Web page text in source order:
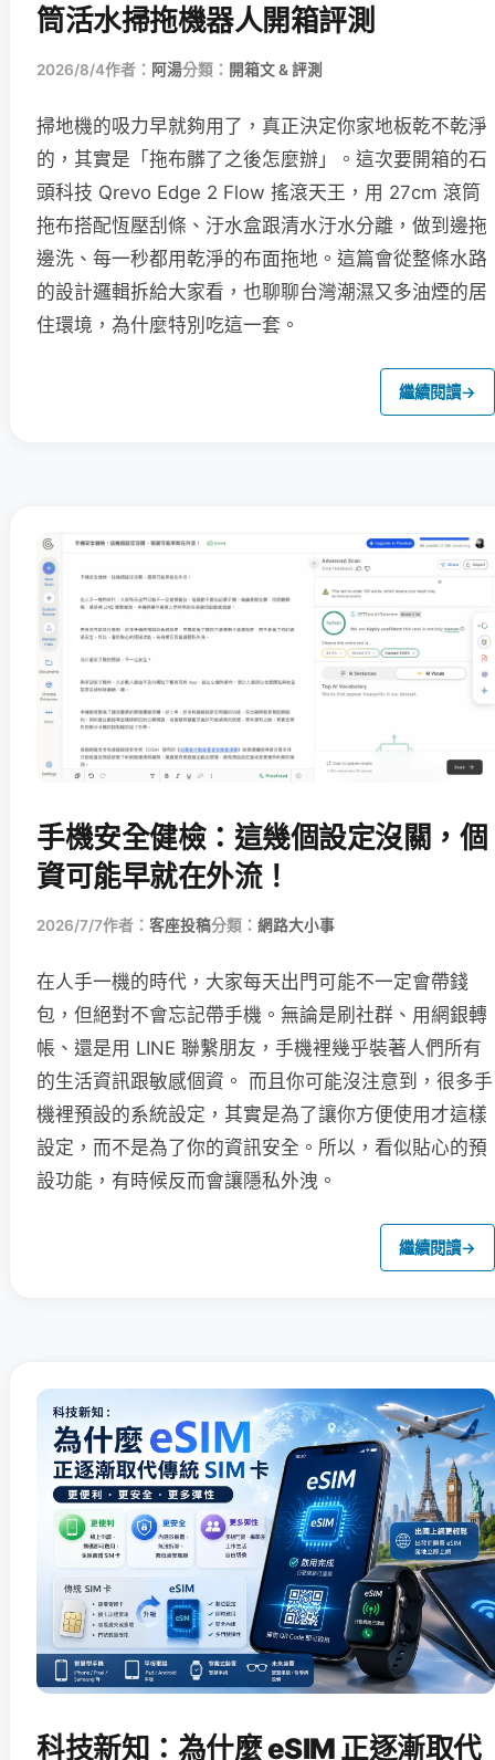
筒活水掃拖機器人開箱評測
2026/8/4作者： 阿湯分類： 開箱文 & 評測
掃地機的吸力早就夠用了，真正決定你家地板乾不乾淨
的，其實是「拖布髒了之後怎麼辦」。這次要開箱的石
頭科技 Qrevo Edge 2 Flow 搖滾天王，用 27cm 滾筒
拖布搭配恆壓刮條、汙水盒跟清水汙水分離，做到邊拖
邊洗、每一秒都用乾淨的布面拖地。這篇會從整條水路
的設計邏輯拆給大家看，也聊聊台灣潮濕又多油煙的居
住環境，為什麼特別吃這一套。
繼續閱讀→
手機安全健檢：這幾個設定沒關，個
資可能早就在外流！
2026/7/7作者： 客座投稿分類： 網路大小事
在人手一機的時代，大家每天出門可能不一定會帶錢
包，但絕對不會忘記帶手機。無論是刷社群、用網銀轉
帳、還是用 LINE 聯繫朋友，手機裡幾乎裝著人們所有
的生活資訊跟敏感個資。 而且你可能沒注意到，很多手
機裡預設的系統設定，其實是為了讓你方便使用才這樣
設定，而不是為了你的資訊安全。所以，看似貼心的預
設功能，有時候反而會讓隱私外洩。
繼續閱讀→
科技新知：為什麼 eSIM 正逐漸取代